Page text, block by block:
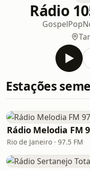
Rádio
GospelPop
Estações
Rádio Melodia FM
Rio de Janeiro · 97.5 FM